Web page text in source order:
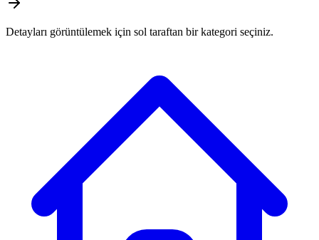
Detayları görüntülemek için sol taraftan bir kategori seçiniz.